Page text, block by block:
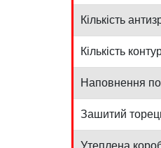
Кількість
Кількість
Наповнення
Зашитий
Утеплена